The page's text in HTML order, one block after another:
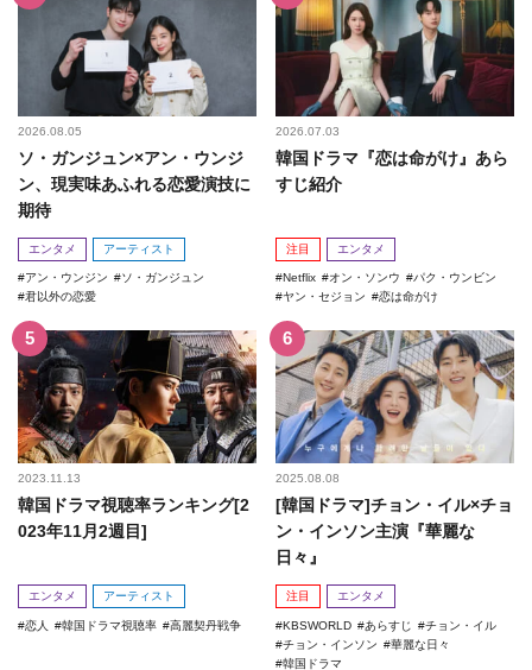
2026.08.05
ソ・ガンジュン×アン・ウンジ
ン、現実味あふれる恋愛演技に
期待
エンタメ アーティスト
アン・ウンジン
ソ・ガンジュン
君以外の恋愛
2026.07.03
韓国ドラマ『恋は命がけ』あら
すじ紹介
注目 エンタメ
Netflix オン・ソンウ
パク・ウンビン
ヤン・セジョン
恋は命がけ
2023.11.13
韓国ドラマ視聴率ランキング[2
023年11月2週目]
エンタメ アーティスト
恋人 韓国ドラマ視聴率 高麗契丹戦争
2025.08.08
[韓国ドラマ]チョン・イル×チョ
ン・インソン主演『華麗な
日々』
注目 エンタメ
KBSWORLD あらすじ
チョン・イル
チョン・インソン
華麗な日々
韓国ドラマ